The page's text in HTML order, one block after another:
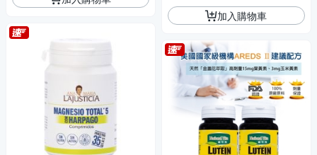
加入購物車